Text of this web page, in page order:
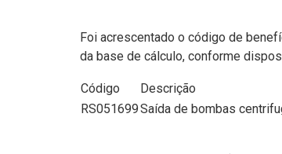
Foi acrescentado o código de
da base de cálculo, conforme
Código Descrição
RS051699Saída de bombas